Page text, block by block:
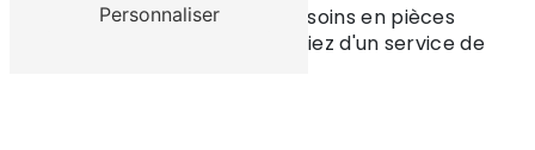
DEPANNAGE pour tous vos besoins en pièces
détachées à Erquy et bénéficiez d'un service de
Personnaliser